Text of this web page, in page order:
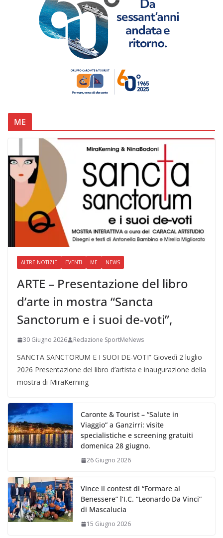
ME
ALTRE NOTIZIE EVENTI ME NEWS
ARTE – Presentazione del libro
d’arte in mostra “Sancta
Sanctorum e i suoi de-voti”,
30 Giugno 2026 Redazione SportMeNews
SANCTA SANCTORUM E I SUOI DE-VOTI” Giovedì 2 luglio
2026 Presentazione del libro d’artista e inaugurazione della
mostra di MiraKerning
Caronte & Tourist – “Salute in
Viaggio” a Ganzirri: visite
specialistiche e screening gratuiti
domenica 28 giugno.
26 Giugno 2026
Vince il contest di “Formare al
Benessere” l’I.C. “Leonardo Da Vinci”
di Mascalucia
15 Giugno 2026